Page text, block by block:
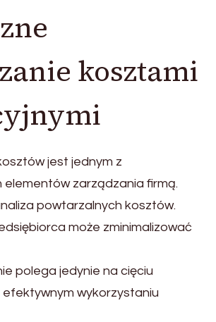
kosztami
jest jednym z
elementów zarządzania firmą.
powtarzalnych kosztów.
może zminimalizować
polega jedynie na cięciu
efektywnym wykorzystaniu